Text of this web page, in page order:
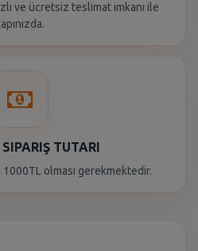
ve ücretsiz teslimat imkanı ile
TUTARI
olması gerekmektedir.